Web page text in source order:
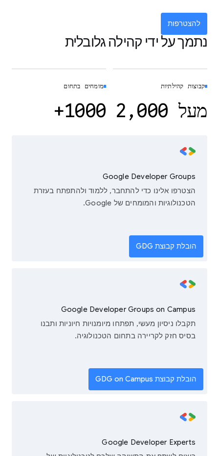
להצטרפות
נתמך על ידי קהילה גלובלית
קבוצות קהילתיות
מעל 2,000
מומחים בתחום
1000+
Google Developer Groups
הצטרפו אלינו כדי להתחבר, ללמוד ולהתפתח בעזרת
הטכנולוגיות והמומחים של Google.
הובלת קבוצת GDG
Google Developer Groups on Campus
תקבלו ניסיון מעשי, תפתחו מיומנויות חיוניות ותבנו
בסיס חזק לקריירה בתחום הטכנולוגיה.
הובלת קבוצת GDG on Campus
Google Developer Experts